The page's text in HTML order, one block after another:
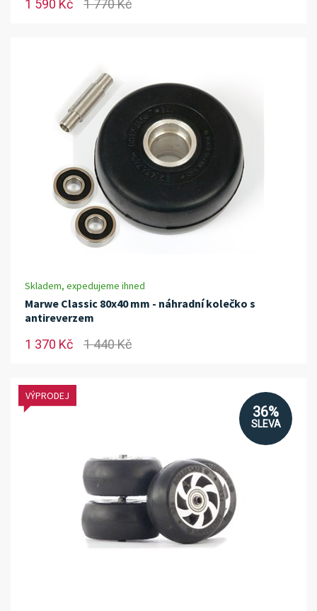
1 590 Kč 1 770 Kč
Skladem, expedujeme ihned
Marwe Classic 80x40 mm - náhradní kolečko s
antireverzem
1 370 Kč 1 440 Kč
36%
SLEVA
VÝPRODEJ